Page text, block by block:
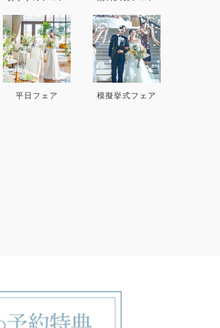
16 17 18 19
23 24 25 26
平日フェア 模擬挙式フェア